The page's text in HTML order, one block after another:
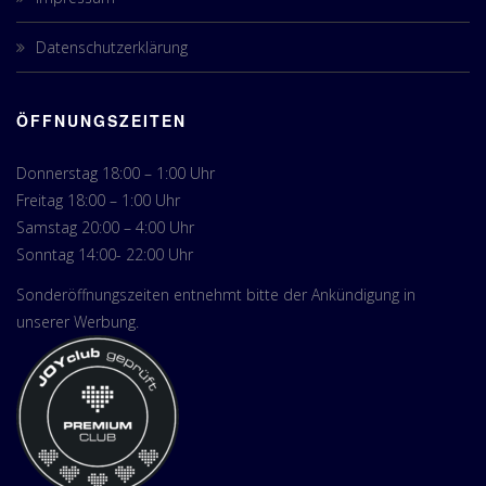
Datenschutzerklärung
ÖFFNUNGSZEITEN
Donnerstag 18:00 – 1:00 Uhr
Freitag 18:00 – 1:00 Uhr
Samstag 20:00 – 4:00 Uhr
Sonntag 14:00- 22:00 Uhr
Sonderöffnungszeiten entnehmt bitte der Ankündigung in
unserer Werbung.